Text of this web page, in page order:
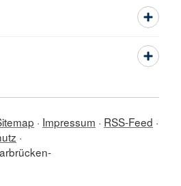
Impressum
RSS-Feed